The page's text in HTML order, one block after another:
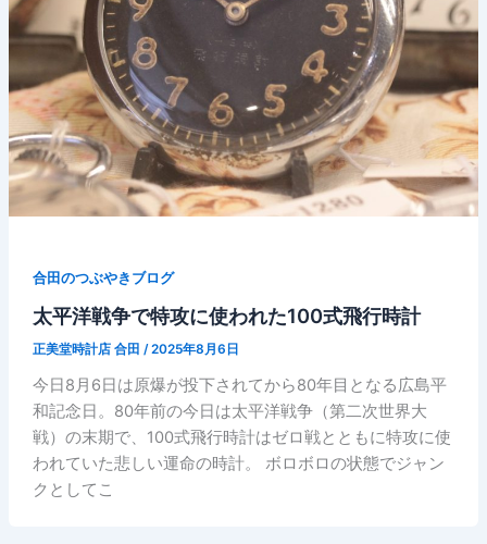
合田のつぶやきブログ
太平洋戦争で特攻に使われた100式飛行時計
正美堂時計店 合田 /2025年8月6日
今日8月6日は原爆が投下されてから80年目となる広島平
和記念日。80年前の今日は太平洋戦争（第二次世界大
戦）の末期で、100式飛行時計はゼロ戦とともに特攻に使
われていた悲しい運命の時計。 ボロボロの状態でジャン
クとしてこ